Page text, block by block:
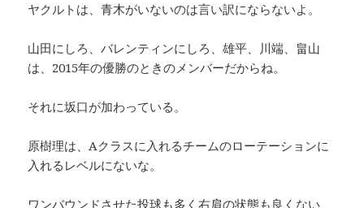
ヤクルトは、青木がいないのは言い訳にならないよ。
山田にしろ、バレンティンにしろ、雄平、川端、畠山
は、2015年の優勝のときのメンバーだからね。
それに坂口が加わっている。
原樹理は、Aクラスに入れるチームのローテーションに
入れるレベルにないな。
ワンバウンドさせた投球も多く右肩の状態も良くない